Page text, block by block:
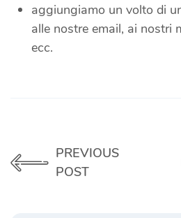
aggiungiamo un volto di
alle nostre email, ai nostri
ecc.
PREVIOUS
POST